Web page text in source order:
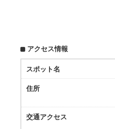
アクセス情報
スポット名
住所
交通アクセス